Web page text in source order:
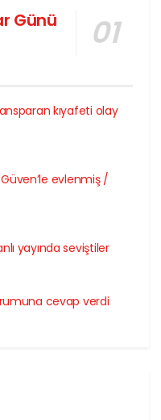
Günü
kıyafeti olay
Güven’le evlenmiş /
yayında seviştiler
cevap verdi